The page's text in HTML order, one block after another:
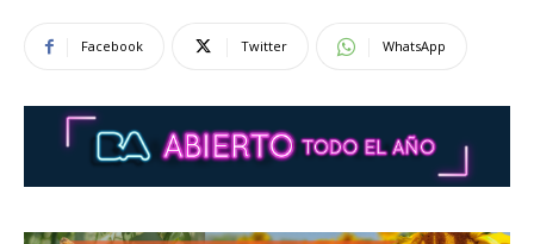
Facebook Twitter WhatsApp